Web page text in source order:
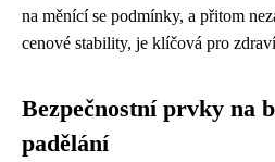
na měnící se podmínky, a přitom
cenové stability, je klíčová pro
Bezpečnostní prvky na
padělání